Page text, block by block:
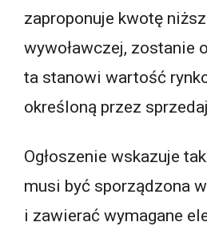
zaproponuje kwotę
wywoławczej, zostanie
ta stanowi wartość
określoną przez
Ogłoszenie wskazuje
musi być sporządzona
i zawierać wymagane